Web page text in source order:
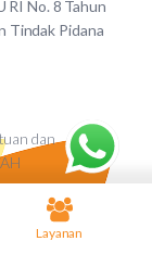
RI No. 8 Tahun
Tindak Pidana
dan
Layanan